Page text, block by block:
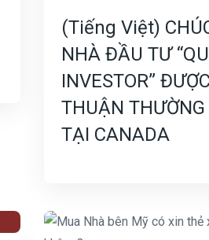
(Tiếng Việt)
NHÀ ĐẦU TƯ
INVESTOR”
THUẬN
TẠI CANADA